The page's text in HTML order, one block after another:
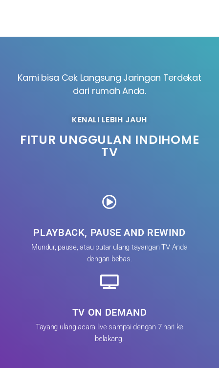
Kami bisa Cek Langsung Jaringan Terdekat
dari rumah Anda.
KENALI LEBIH JAUH
FITUR UNGGULAN INDIHOME
TV
PLAYBACK, PAUSE AND REWIND
Mundur, pause, atau putar ulang tayangan TV Anda
dengan bebas.
TV ON DEMAND
Tayang ulang acara live sampai dengan 7 hari ke
belakang.